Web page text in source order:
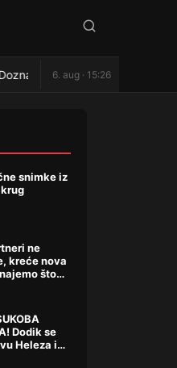
što traže
6. aug · 15:26
snimke iz
ne
kreće nova
što
Dodik se
Heleza i